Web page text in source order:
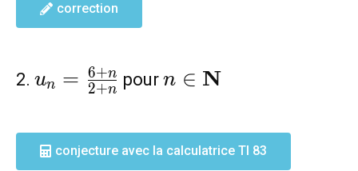
correction
2. u_n=\frac{6+n}
{2+n}
un = 2+n
6+n pourn\in
n ∈ N
conjecture avec la calculatrice TI 83